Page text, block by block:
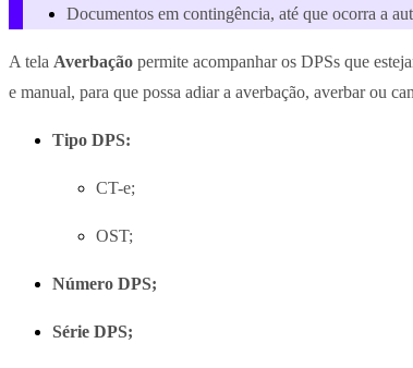
Documentos em contingência, até que ocorra a
A tela Averbação permite acompanhar os DPSs que
e manual, para que possa adiar a averbação, averbar ou
Tipo DPS:
CT-e;
OST;
Número DPS;
Série DPS;